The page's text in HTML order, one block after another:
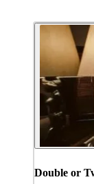
Double or